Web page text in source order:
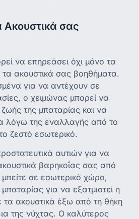
Ακουστικά σας
να επηρεάσει όχι μόνο τα
ακουστικά σας βοηθήματα.
για να αντέχουν σε
ο χειμώνας μπορεί να
ζωής της μπαταρίας και να
λόγω της εναλλαγής από το
ζεστό εσωτερικό.
αυτιών για να
βαρηκοΐας σας από
σε εσωτερικό χώρο,
για να εξατμιστεί η
τα ακουστικά έξω από τη θήκη
της νύχτας. Ο καλύτερος